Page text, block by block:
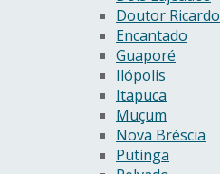
Doutor Ricardo
Encantado
Guaporé
Ilópolis
Itapuca
Muçum
Nova Bréscia
Putinga